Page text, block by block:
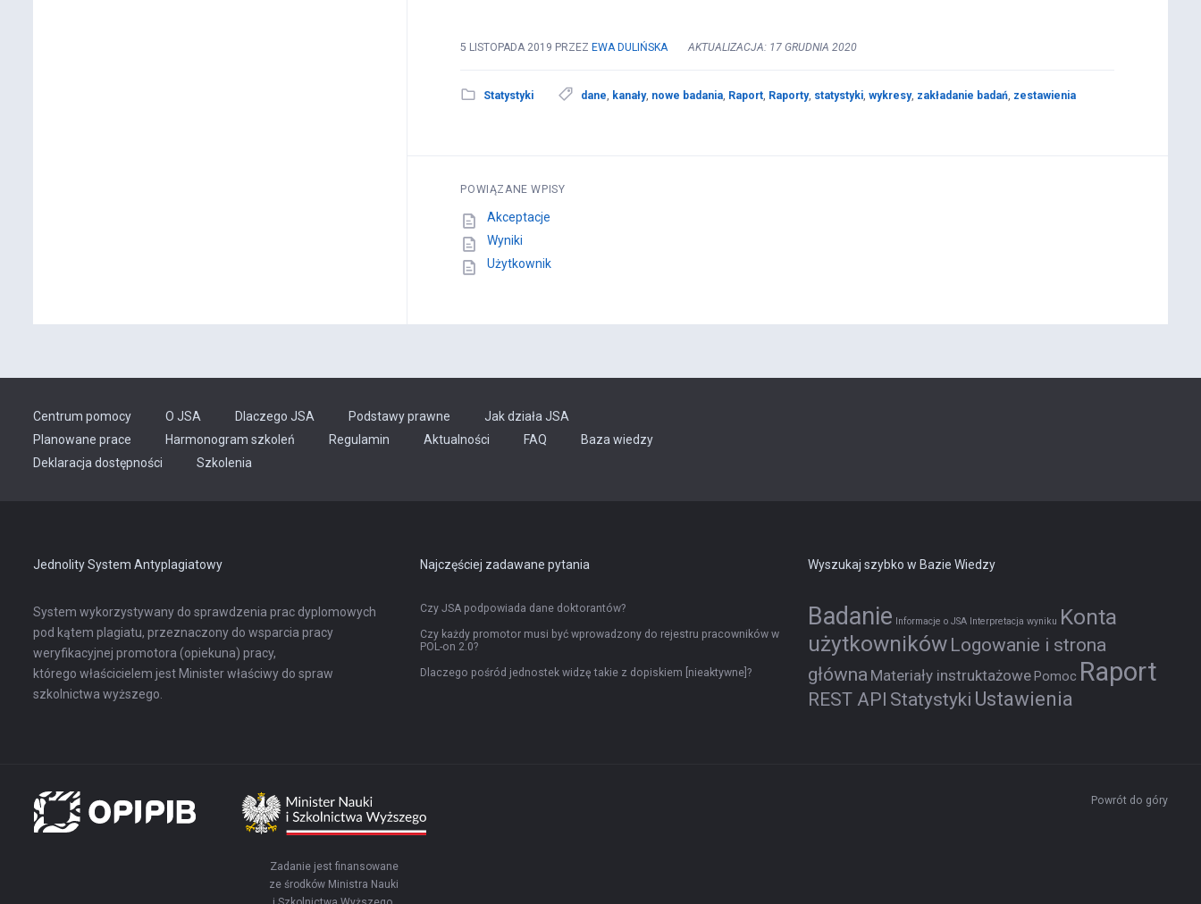
5 LISTOPADA 2019 PRZEZ EWA DULIŃSKA AKTUALIZACJA: 17 GRUDNIA 2020
Statystyki dane, kanały, nowe badania, Raport, Raporty, statystyki,wykresy, zakładanie badań, zestawienia
POWIĄZANE WPISY
Akceptacje
Wyniki
Użytkownik
Centrum pomocy O JSA Dlaczego JSA Podstawy prawne
Jak działa JSA
Planowane prace
Harmonogram szkoleń Regulamin Aktualności FAQ
Baza wiedzy
Deklaracja dostępności
Szkolenia
Jednolity System Antyplagiatowy
System wykorzystywany do sprawdzenia prac dyplomowych
pod kątem plagiatu, przeznaczony do wsparcia pracy
weryfikacyjnej promotora (opiekuna) pracy,
którego właścicielem jest Minister właściwy do spraw
szkolnictwa wyższego.
Najczęściej zadawane pytania
Czy JSA podpowiada dane doktorantów?
Czy każdy promotor musi być wprowadzony do rejestru pracowników w
POL-on 2.0?
Dlaczego pośród jednostek widzę takie z dopiskiem [nieaktywne]?
Wyszukaj szybko w Bazie Wiedzy
Badanie Informacje o JSA Interpretacja wyniku Konta
użytkowników Logowanie i strona
główna Materiały instruktażowe Pomoc Raport
REST API Statystyki Ustawienia
Zadanie jest finansowane
ze środków Ministra Nauki
Powrót do góry